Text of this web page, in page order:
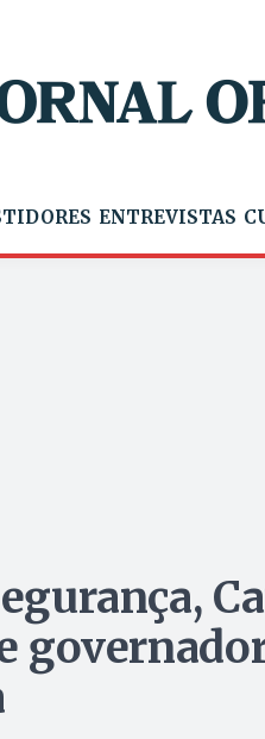
ENTREVISTAS